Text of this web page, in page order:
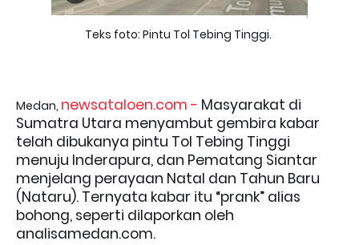
Teks foto: Pintu Tol Tebing Tinggi.
Medan, newsataloen.com - Masyarakat di
Sumatra Utara menyambut gembira kabar
telah dibukanya pintu Tol Tebing Tinggi
menuju Inderapura, dan Pematang Siantar
menjelang perayaan Natal dan Tahun Baru
(Nataru). Ternyata kabar itu “prank” alias
bohong, seperti dilaporkan oleh
analisamedan.com.